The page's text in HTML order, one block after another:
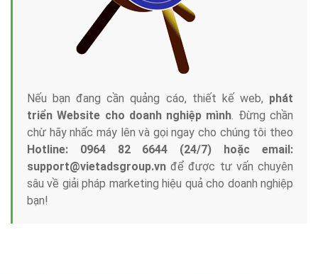
Nếu bạn đang cần quảng cáo, thiết kế web, phát
triển Website cho doanh nghiệp mình. Đừng chần
chừ hãy nhấc máy lên và gọi ngay cho chúng tôi theo
Hotline: 0964 82 6644 (24/7) hoặc email:
support@vietadsgroup.vn để được tư vấn chuyên
sâu về giải pháp marketing hiệu quả cho doanh nghiệp
bạn!